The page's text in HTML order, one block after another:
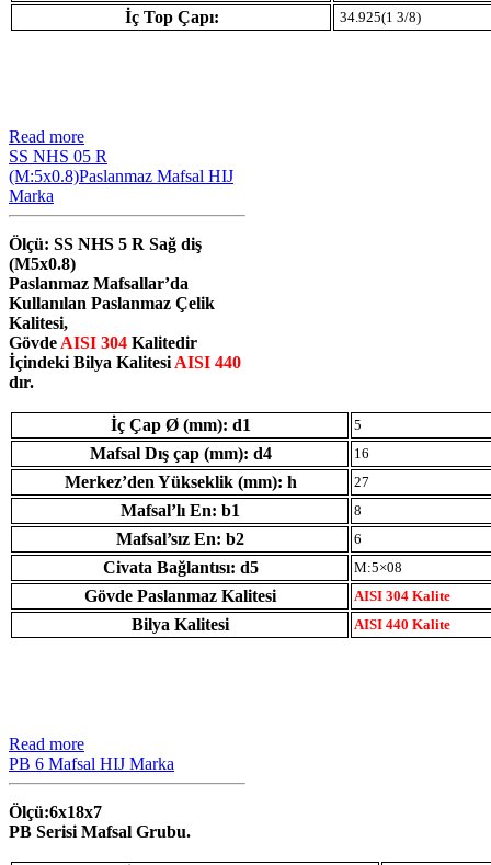
İç Top Çapı: 34.925(1 3/8)
Read more
SS NHS 05 R
(M:5x0.8)Paslanmaz Mafsal HIJ
Marka
Ölçü: SS NHS 5 R Sağ diş
(M5x0.8)
Paslanmaz Mafsallar’da
Kullanılan Paslanmaz Çelik
Kalitesi,
Gövde AISI 304 Kalitedir
İçindeki Bilya Kalitesi AISI 440
dır.
İç Çap Ø (mm): d1 5
Mafsal Dış çap (mm): d4 16
Merkez’den Yükseklik (mm): h 27
Mafsal’lı En: b1 8
Mafsal’sız En: b2 6
Civata Bağlantısı: d5 M:5×08
Gövde Paslanmaz Kalitesi AISI 304 Kalite
Bilya Kalitesi AISI 440 Kalite
Read more
PB 6 Mafsal HIJ Marka
Ölçü:6x18x7
PB Serisi Mafsal Grubu.